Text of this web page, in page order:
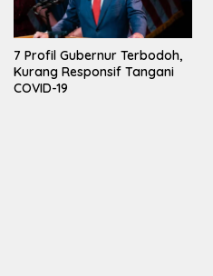
7 Profil Gubernur Terbodoh,
Kurang Responsif Tangani
COVID-19